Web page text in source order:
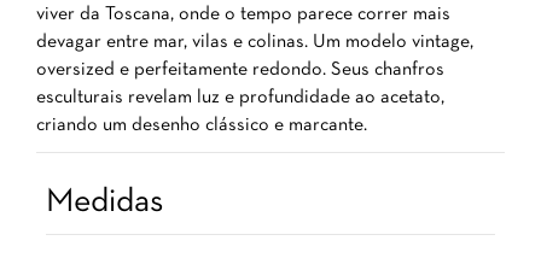
viver da Toscana, onde o tempo parece correr mais
devagar entre mar, vilas e colinas. Um modelo vintage,
oversized e perfeitamente redondo. Seus chanfros
esculturais revelam luz e profundidade ao acetato,
criando um desenho clássico e marcante.
Medidas